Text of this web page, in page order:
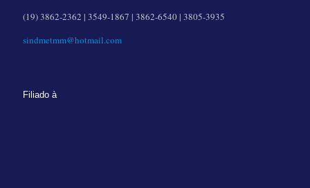
(19) 3862-2362 | 3549-1867 | 3862-6540 | 3805-3935
sindmetmm@hotmail.com
Filiado à